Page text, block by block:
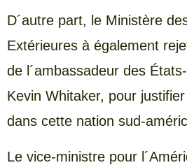
D´autre part, le Ministère
Extérieures à également
de l´ambassadeur des
Kevin Whitaker, pour
dans cette nation sud-
Le vice-ministre pour